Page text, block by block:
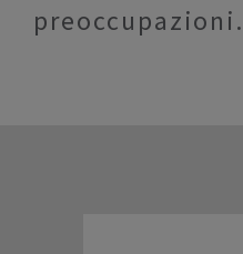
preoccupazioni.